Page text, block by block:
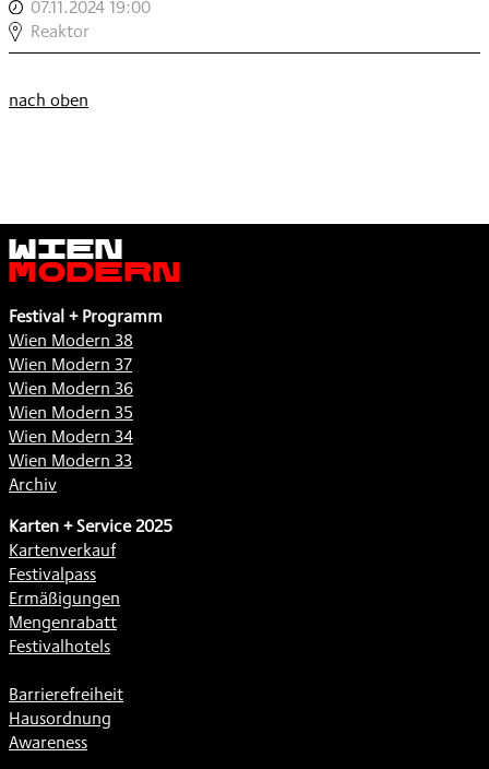
,
GEIST
IM
OBJEKT
07.11.2024 19:00
LECTURE:
DER
IM
Reaktor
nach oben
Wien
Modern
Festival + Programm
Wien Modern 38
Wien Modern 37
Wien Modern 36
Wien Modern 35
Wien Modern 34
Wien Modern 33
Archiv
Karten + Service 2025
Kartenverkauf
Festivalpass
Ermäßigungen
Mengenrabatt
Festivalhotels
Barrierefreiheit
Hausordnung
Awareness